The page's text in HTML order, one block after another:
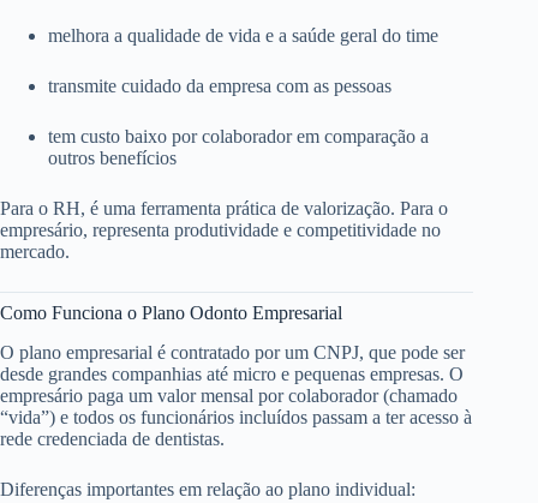
melhora a qualidade de vida e a saúde geral do time
transmite cuidado da empresa com as pessoas
tem custo baixo por colaborador em comparação a
outros benefícios
Para o RH, é uma ferramenta prática de valorização. Para o
empresário, representa produtividade e competitividade no
mercado.
Como Funciona o Plano Odonto Empresarial
O plano empresarial é contratado por um CNPJ, que pode ser
desde grandes companhias até micro e pequenas empresas. O
empresário paga um valor mensal por colaborador (chamado
“vida”) e todos os funcionários incluídos passam a ter acesso à
rede credenciada de dentistas.
Diferenças importantes em relação ao plano individual: